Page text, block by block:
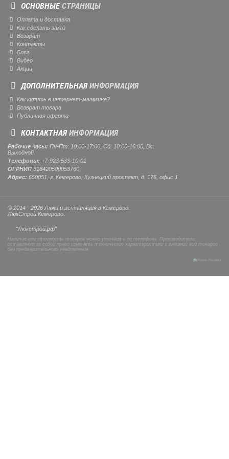
ОСНОВНЫЕСТРАНИЦЫ
Оплата и доставка
Как сделать заказ
Возврат
Контакты
Блог
Видео
Акции
ДОПОЛНИТЕЛЬНАЯИНФОРМАЦИЯ
Как купить в интернет-магазине?
Возврат товара
Публичная оферта
КОНТАКТНАЯИНФОРМАЦИЯ
Рабочие часы: Пн-Пт: 10:00-17:00, Сб: 10:00-16:00, Вс:
Выходной
Телефоны: +7-923-533-10-01
ОГРНИП 318420500053760
Адрес: 650051, г. Кемерово, Кузнецкий проспект, д. 176, офис 1
© 2014 - 2026 Люки и вентиляция в Кемерово.
ЛюкСтрой Кемерово.
"Люкстрой.рф"
Наличие или стоимость товаров можно уточнить по телефону. Производители
оставляют за собой право изменять технические характеристики и внешний вид товаров
без предварительного уведомления.